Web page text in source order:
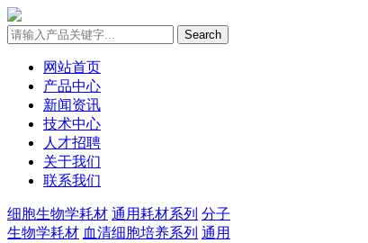
Search
网站首页
产品中心
新闻资讯
技术中心
人才招聘
关于我们
联系我们
细胞生物学耗材 通用耗材系列 分子
生物学耗材 血清细胞培养系列 通用